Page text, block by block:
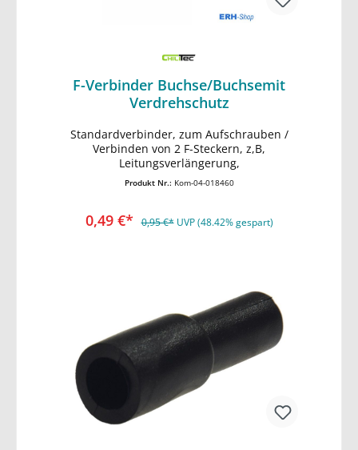
F-Verbinder Buchse/Buchsemit
Verdrehschutz
Standardverbinder, zum Aufschrauben /
Verbinden von 2 F-Steckern, z,B,
Leitungsverlängerung,
Produkt Nr.: Kom-04-018460
0,49 €* 0,95 €* UVP (48.42% gespart)
In den Warenkorb